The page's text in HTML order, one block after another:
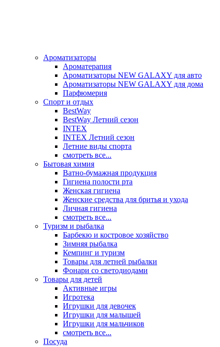
Ароматизаторы
Ароматерапия
Ароматизаторы NEW GALAXY для авто
Ароматизаторы NEW GALAXY для дома
Парфюмерия
Спорт и отдых
BestWay
BestWay Летний сезон
INTEX
INTEX Летний сезон
Летние виды спорта
смотреть все...
Бытовая химия
Ватно-бумажная продукция
Гигиена полости рта
Женская гигиена
Женские средства для бритья и ухода
Личная гигиена
смотреть все...
Туризм и рыбалка
Барбекю и костровое хозяйство
Зимняя рыбалка
Кемпинг и туризм
Товары для летней рыбалки
Фонари со светодиодами
Товары для детей
Активные игры
Игротека
Игрушки для девочек
Игрушки для малышей
Игрушки для мальчиков
смотреть все...
Посуда